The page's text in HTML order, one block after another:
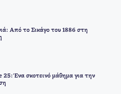
Από το Σικάγο του 1886 στη
25: Ένα σκοτεινό μάθημα για την